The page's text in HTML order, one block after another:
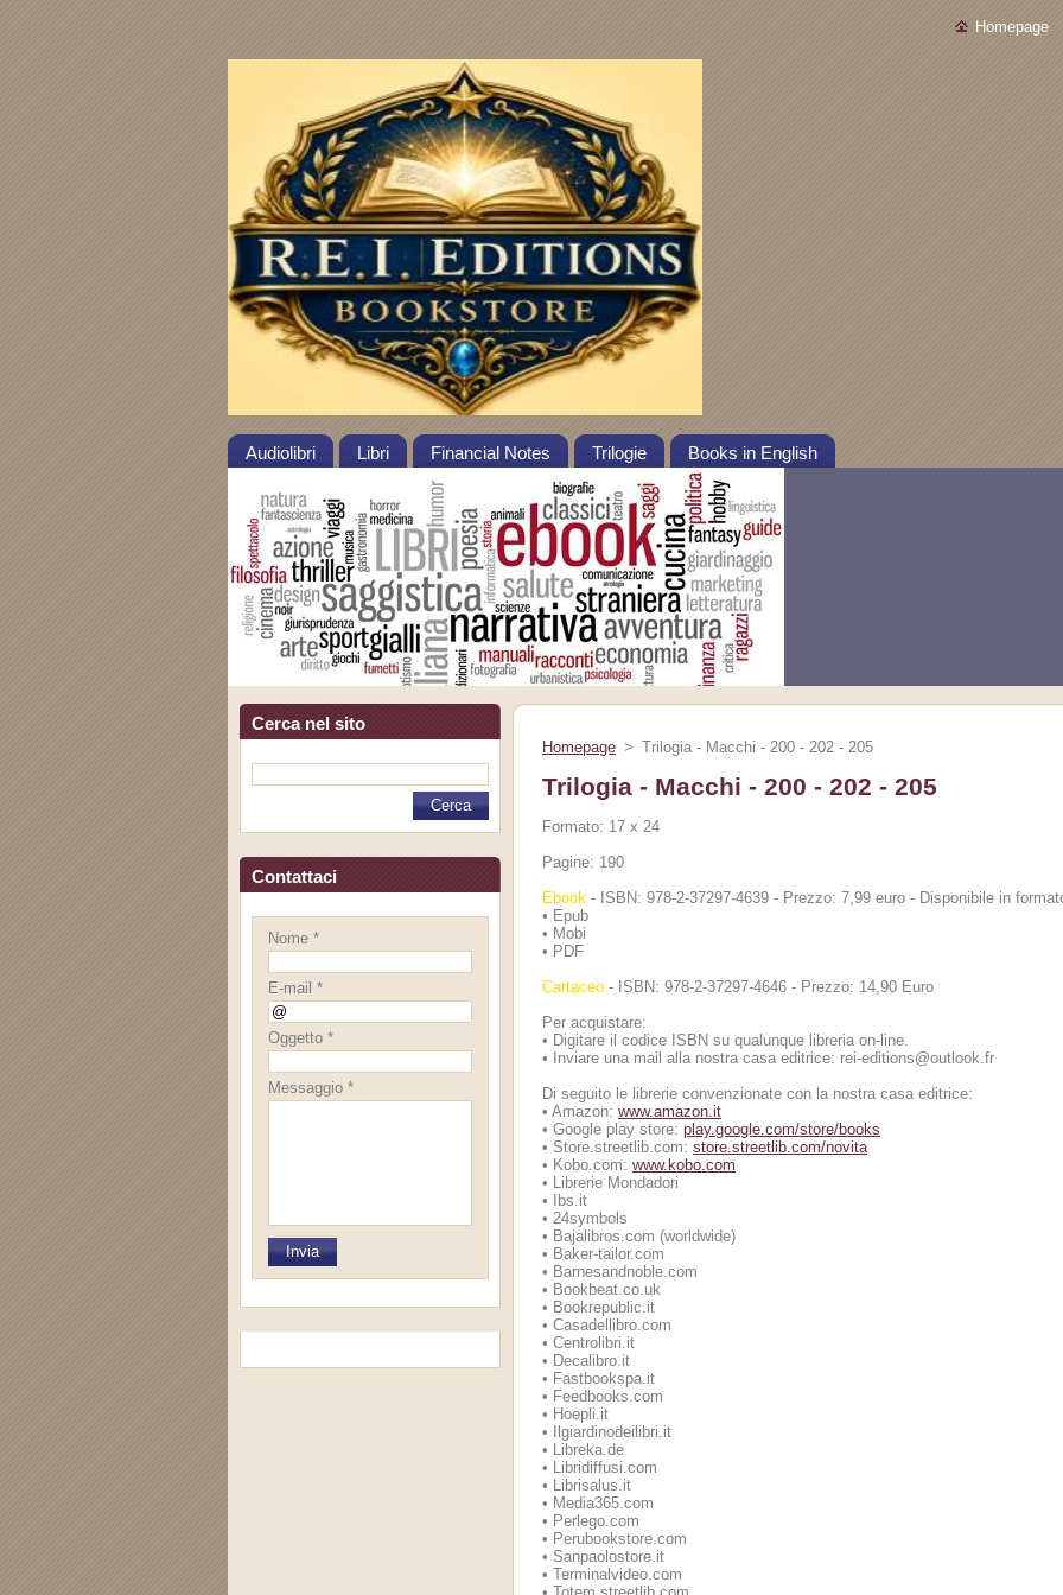
Homepage
Audiolibri Libri Financial Notes Trilogie Books in English
Cerca nel sito
Contattaci
Nome *
E-mail *
Oggetto *
Messaggio *
Homepage > Trilogia - Macchi - 200 - 202 - 205
Trilogia - Macchi - 200 - 202 - 205
Formato: 17 x 24
Pagine: 190
Ebook - ISBN: 978-2-37297-4639 - Prezzo: 7,99 euro - Disponibile in
• Epub
• Mobi
• PDF
Cartaceo - ISBN: 978-2-37297-4646 - Prezzo: 14,90 Euro
Per acquistare:
• Digitare il codice ISBN su qualunque libreria on-line.
• Inviare una mail alla nostra casa editrice: rei-editions@outlook.fr
Di seguito le librerie convenzionate con la nostra casa editrice:
• Amazon: www.amazon.it
• Google play store: play.google.com/store/books
• Store.streetlib.com: store.streetlib.com/novita
• Kobo.com: www.kobo.com
• Librerie Mondadori
• Ibs.it
• 24symbols
• Bajalibros.com (worldwide)
• Baker-tailor.com
• Barnesandnoble.com
• Bookbeat.co.uk
• Bookrepublic.it
• Casadellibro.com
• Centrolibri.it
• Decalibro.it
• Fastbookspa.it
• Feedbooks.com
• Hoepli.it
• Ilgiardinodeilibri.it
• Libreka.de
• Libridiffusi.com
• Librisalus.it
• Media365.com
• Perlego.com
• Perubookstore.com
• Sanpaolostore.it
• Terminalvideo.com